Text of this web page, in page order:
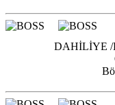
DAHİLİYE /